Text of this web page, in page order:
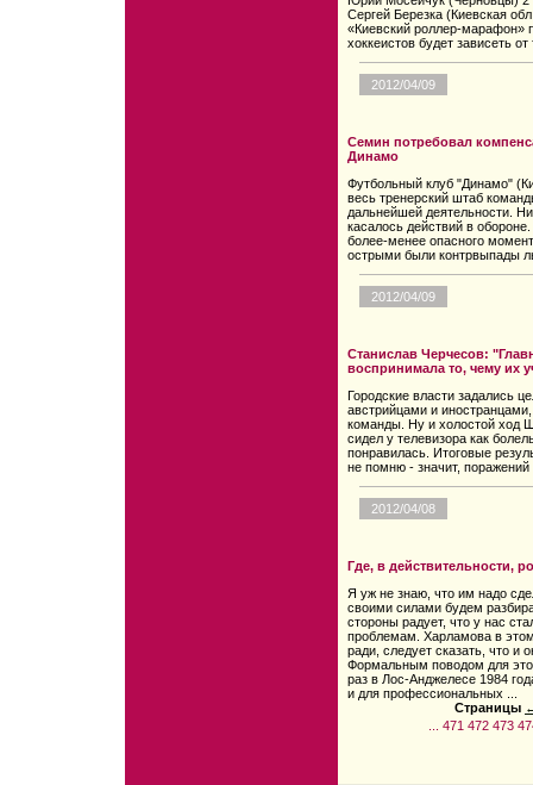
Сергей Березка (Киевская
«Киевский роллер-марафон»
хоккеистов будет зависеть
2012/04/09
Семин потребовал
Динамо
Футбольный клуб "Динамо"
весь тренерский штаб
дальнейшей деятельности.
касалось действий в
более-менее опасного
острыми были контрвыпады
2012/04/09
Станислав Черчесов:
воспринимала то, чему их
Городские власти задались
австрийцами и
команды. Ну и холостой ход
сидел у телевизора как
понравилась. Итоговые
не помню - значит,
2012/04/08
Где, в действительности,
Я уж не знаю, что им надо
своими силами будем
стороны радует, что у нас
проблемам. Харламова в
ради, следует сказать, что и
Формальным поводом для
раз в Лос-Анджелесе 1984
и для профессиональных ...
Страницы
471 472 473